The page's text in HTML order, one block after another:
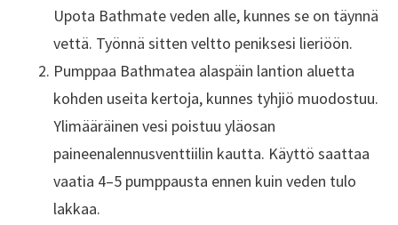
Upota Bathmate veden alle, kunnes se on täynnä
vettä. Työnnä sitten veltto peniksesi lieriöön.
Pumppaa Bathmatea alaspäin lantion aluetta
kohden useita kertoja, kunnes tyhjiö muodostuu.
Ylimääräinen vesi poistuu yläosan
paineenalennusventtiilin kautta. Käyttö saattaa
vaatia 4–5 pumppausta ennen kuin veden tulo
lakkaa.